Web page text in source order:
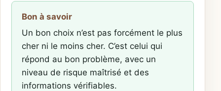
Bon à savoir
Un bon choix n’est pas forcément le plus
cher ni le moins cher. C’est celui qui
répond au bon problème, avec un
niveau de risque maîtrisé et des
informations vérifiables.